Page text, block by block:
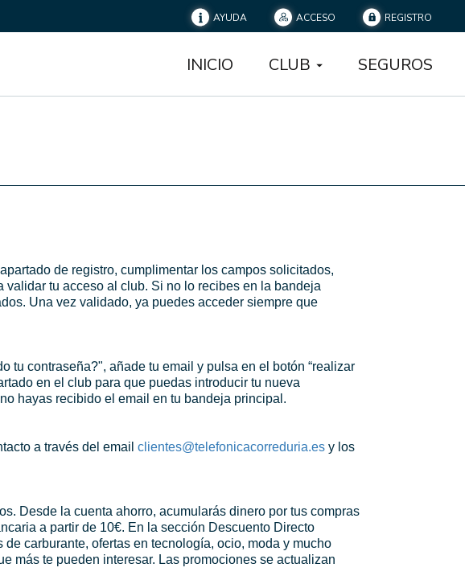
AYUDA ACCESO REGISTRO
INICIO CLUB SEGUROS
de registro, cumplimentar los campos solicitados,
tu acceso al club. Si no lo recibes en la bandeja
Una vez validado, ya puedes acceder siempre que
tu contraseña?", añade tu email y pulsa en el botón “realizar
en el club para que puedas introducir tu nueva
hayas recibido el email en tu bandeja principal.
a través del emailclientes@telefonicacorreduria.es y los
Desde la cuenta ahorro, acumularás dinero por tus compras
a partir de 10€. En la sección Descuento Directo
carburante, ofertas en tecnología, ocio, moda y mucho
más te pueden interesar. Las promociones se actualizan